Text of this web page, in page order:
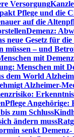
Versorgung
Pflege und die
auf die
Demenz:
neue Gesetz für
– und
mit Demenz
Menschen mit
dem World
Alzheimer-
Pflege Angehörige:
zum Schluss
ändern muss
senkt